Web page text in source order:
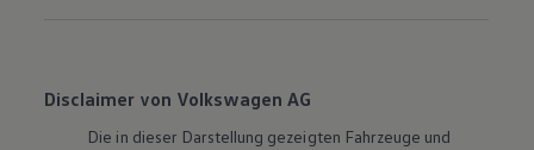
Disclaimer von Volkswagen AG
Die in dieser Darstellung gezeigten Fahrzeuge und